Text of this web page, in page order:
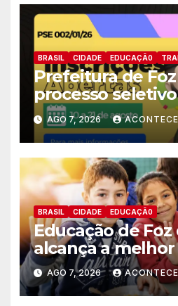
BRASIL CIDADE EDUCAÇÃ0
Prefeitura de
processo
estagiários
AGO 7, 2026 ACONTECE
BRASIL CIDADE EDUCAÇÃ0
Educação de
alcança a
história no IDEB
AGO 7, 2026 ACONTECE